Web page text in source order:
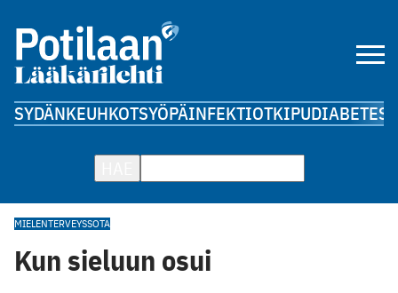
SYDÄNKEUHKOTSYÖPÄINFEKTIOTKIPUDIABETES
MIELENTERVEYSSOTA
Kun sieluun osui